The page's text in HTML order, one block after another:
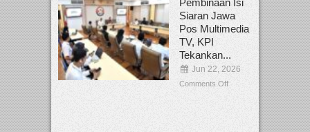
Pembinaan Isi
Siaran Jawa
Pos Multimedia
TV, KPI
Tekankan...
Jun 22, 2026
Comments Off